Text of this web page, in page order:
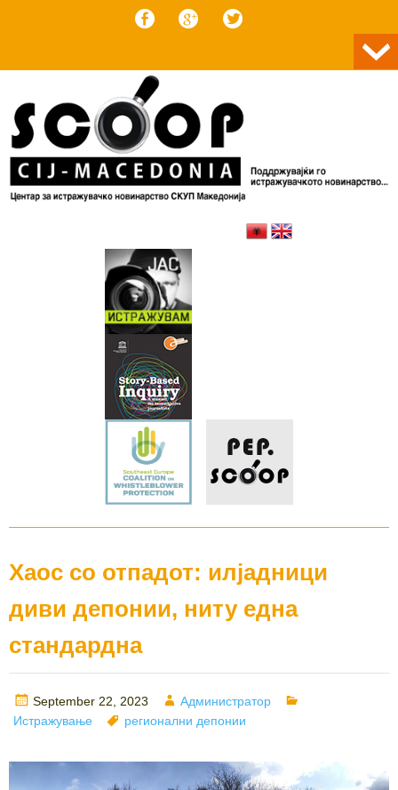
Хаос со отпадот: илјадници
диви депонии, ниту една
стандардна
Posted
on
September 22, 2023 Author
Администратор
Истражување
Tags
регионални депонии